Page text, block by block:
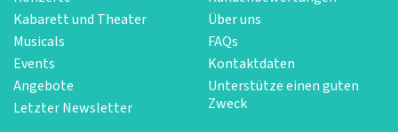
Kabarett und Theater
Musicals
Events
Angebote
Letzter Newsletter
Über uns
FAQs
Kontaktdaten
Unterstütze einen guten
Zweck